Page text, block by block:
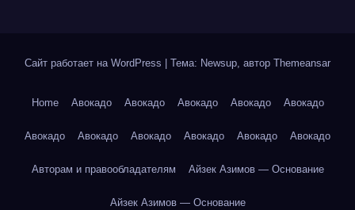
Сайт работает на WordPress Тема: Newsup, автор Themeansar
Home Авокадо Авокадо Авокадо Авокадо Авокадо
Авокадо Авокадо Авокадо Авокадо Авокадо Авокадо
Авторам и правообладателям Айзек Азимов — Основание
Айзек Азимов — Основание